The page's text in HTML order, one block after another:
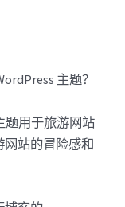
主题？
题用于旅游网站
站的冒险感和